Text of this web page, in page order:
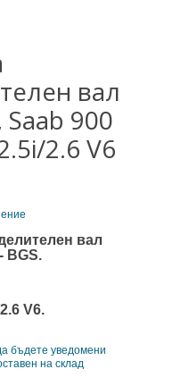
вал
900
2.6 V6
вал
BGS.
V6.
бъдете уведомени
на склад